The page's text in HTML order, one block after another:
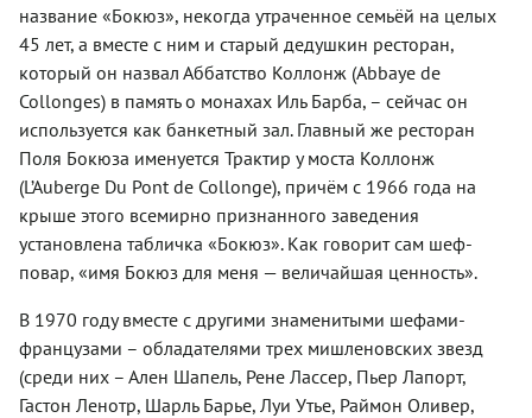
название «Бокюз», некогда утраченное семьёй на целых
45 лет, а вместе с ним и старый дедушкин ресторан,
который он назвал Аббатство Коллонж (Abbaye de
Collonges) в память о монахах Иль Барба, – сейчас он
используется как банкетный зал. Главный же ресторан
Поля Бокюза именуется Трактир у моста Коллонж
(L’Auberge Du Pont de Collonge), причём с 1966 года на
крыше этого всемирно признанного заведения
установлена табличка «Бокюз». Как говорит сам шеф-
повар, «имя Бокюз для меня — величайшая ценность».
В 1970 году вместе с другими знаменитыми шефами-
французами – обладателями трех мишленовских звезд
(среди них – Ален Шапель, Рене Лассер, Пьер Лапорт,
Гастон Ленотр, Шарль Барье, Луи Утье, Раймон Оливер,